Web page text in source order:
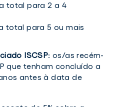
total para 2 a 4
total para 5 ou mais
ISCSP: os/as recém-
que tenham concluído a
antes à data de